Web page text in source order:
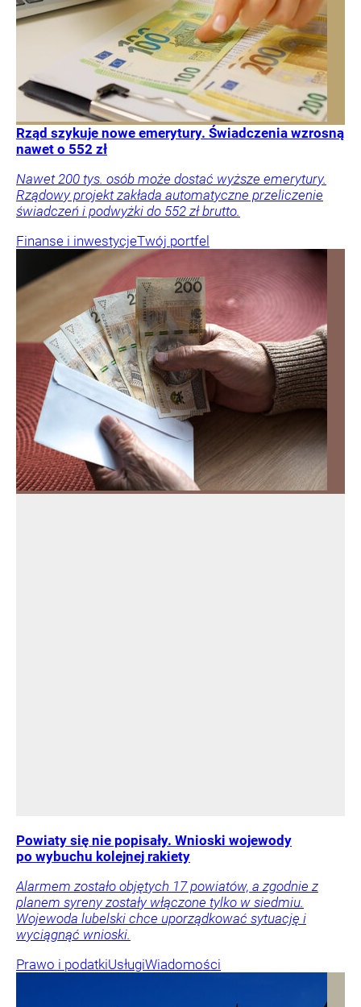
Rząd szykuje nowe emerytury. Świadczenia wzrosną
nawet o 552 zł
Nawet 200 tys. osób może dostać wyższe emerytury.
Rządowy projekt zakłada automatyczne przeliczenie
świadczeń i podwyżki do 552 zł brutto.
Finanse i inwestycjeTwój portfel
Powiaty się nie popisały. Wnioski wojewody
po wybuchu kolejnej rakiety
Alarmem zostało objętych 17 powiatów, a zgodnie z
planem syreny zostały włączone tylko w siedmiu.
Wojewoda lubelski chce uporządkować sytuację i
wyciągnąć wnioski.
Prawo i podatkiUsługiWiadomości